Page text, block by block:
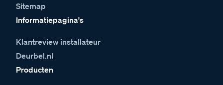
Sitemap
Informatiepagina's
Klantreview installateur
Deurbel.nl
Producten